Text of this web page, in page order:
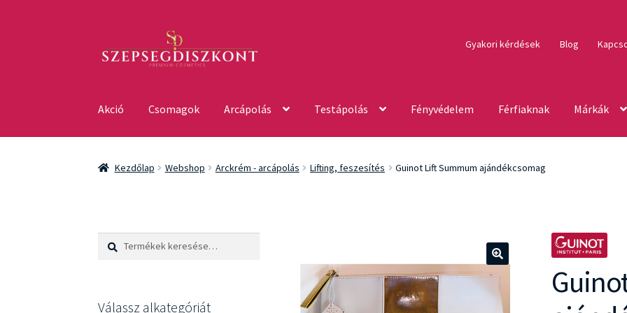
a
navigációhoz
a
Gyakori kérdések Blog
Akció Csomagok Arcápolás Testápolás Fényvédelem Férfiaknak Márkák
Kezdőlap Webshop Arckrém - arcápolás Lifting, feszesítés Guinot Lift Summum ajándékcsomag
🔍
Keresés
Keresés
Válassz alkategóriát